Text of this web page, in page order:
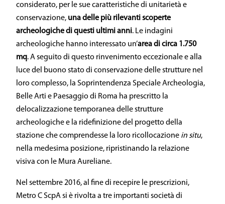
considerato, per le sue caratteristiche di unitarietà e
conservazione, una delle più rilevanti scoperte
archeologichedi questi ultimi anni. Le indagini
archeologiche hanno interessato un’area di circa 1.750
mq. A seguito di questo rinvenimento eccezionale e alla
luce del buono stato di conservazione delle strutture nel
loro complesso, la Soprintendenza Speciale Archeologia,
Belle Arti e Paesaggio di Roma ha prescritto la
delocalizzazione temporanea delle strutture
archeologiche e la ridefinizione del progetto della
stazione che comprendesse la loro ricollocazione in situ,
nella medesima posizione, ripristinando la relazione
visiva con le Mura Aureliane.
Nel settembre 2016, al fine di recepire le prescrizioni,
Metro C ScpA si è rivolta a tre importanti società di